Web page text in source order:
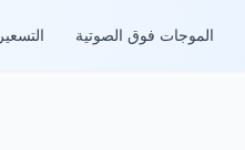
الموجات فوق الصوتية التسعير